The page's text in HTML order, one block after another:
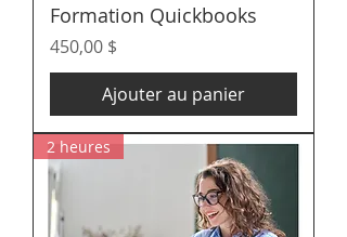
Formation Quickbooks
Prix
450,00 $
Ajouter au panier
2 heures